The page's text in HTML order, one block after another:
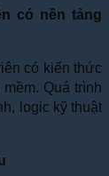
có nền tảng
có kiến thức
Quá trình
logic kỹ thuật